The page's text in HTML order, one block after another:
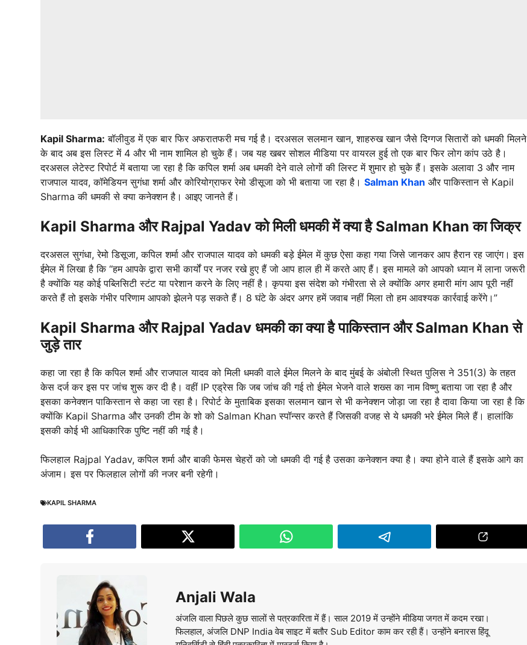
Kapil Sharma: बॉलीवुड में एक बार फिर अफरातफरी मच गई है। दरअसल सलमान खान, शाहरुख खान जैसे दिग्गज सितारों को धमकी मिलने
के बाद अब इस लिस्ट में 4 और भी नाम शामिल हो चुके हैं। जब यह खबर सोशल मीडिया पर वायरल हुई तो एक बार फिर लोग कांप उठे है।
दरअसल लेटेस्ट रिपोर्ट में बताया जा रहा है कि कपिल शर्मा अब धमकी देने वाले लोगों की लिस्ट में शुमार हो चुके हैं। इसके अलावा 3 और नाम
राजपाल यादव, कॉमेडियन सुगंधा शर्मा और कोरियोग्राफर रेमो डीसूजा को भी बताया जा रहा है। Salman Khan और पाकिस्तान से Kapil
Sharma की धमकी से क्या कनेक्शन है। आइए जानते हैं।
Kapil Sharma और Rajpal Yadav को मिली धमकी में क्या है Salman Khan का जिक्र
दरअसल सुगंधा, रेमो डिसूजा, कपिल शर्मा और राजपाल यादव को धमकी बड़े ईमेल में कुछ ऐसा कहा गया जिसे जानकर आप हैरान रह जाएंग। इस
ईमेल में लिखा है कि “हम आपके द्वारा सभी कार्यों पर नजर रखे हुए हैं जो आप हाल ही में करते आए हैं। इस मामले को आपको ध्यान में लाना जरूरी
है क्योंकि यह कोई पब्लिसिटी स्टंट या परेशान करने के लिए नहीं है। कृपया इस संदेश को गंभीरता से ले क्योंकि अगर हमारी मांग आप पूरी नहीं
करते हैं तो इसके गंभीर परिणाम आपको झेलने पड़ सकते हैं। 8 घंटे के अंदर अगर हमें जवाब नहीं मिला तो हम आवश्यक कार्रवाई करेंगे।”
Kapil Sharma और Rajpal Yadav धमकी का क्या है पाकिस्तान और Salman Khan से
जुड़े तार
कहा जा रहा है कि कपिल शर्मा और राजपाल यादव को मिली धमकी वाले ईमेल मिलने के बाद मुंबई के अंबोली स्थित पुलिस ने 351(3) के तहत
केस दर्ज कर इस पर जांच शुरू कर दी है। वहीं IP एड्रेस कि जब जांच की गई तो ईमेल भेजने वाले शख्स का नाम विष्णु बताया जा रहा है और
इसका कनेक्शन पाकिस्तान से कहा जा रहा है। रिपोर्ट के मुताबिक इसका सलमान खान से भी कनेक्शन जोड़ा जा रहा है दावा किया जा रहा है कि
क्योंकि Kapil Sharma और उनकी टीम के शो को Salman Khan स्पॉन्सर करते हैं जिसकी वजह से ये धमकी भरे ईमेल मिले हैं। हालांकि
इसकी कोई भी आधिकारिक पुष्टि नहीं की गई है।
फिलहाल Rajpal Yadav, कपिल शर्मा और बाकी फेमस चेहरों को जो धमकी दी गई है उसका कनेक्शन क्या है। क्या होने वाले हैं इसके आगे का
अंजाम। इस पर फिलहाल लोगों की नजर बनी रहेगी।
KAPIL SHARMA
Anjali Wala
अंजलि वाला पिछले कुछ सालों से पत्रकारिता में हैं। साल 2019 में उन्होंने मीडिया जगत में कदम रखा।
फिलहाल, अंजलि DNP India वेब साइट में बतौर Sub Editor काम कर रही हैं। उन्होंने बनारस हिंदू